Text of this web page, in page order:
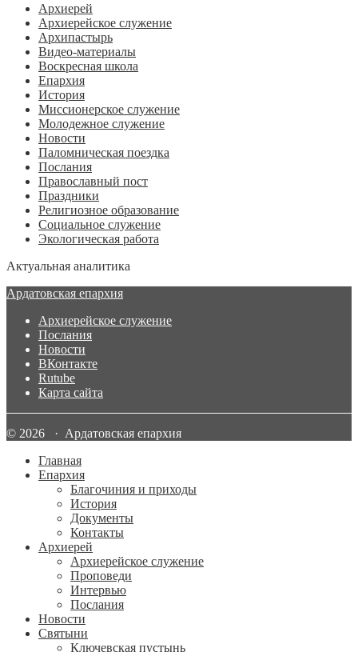
Архиерей
Архиерейское служение
Архипастырь
Видео-материалы
Воскресная школа
Епархия
История
Миссионерское служение
Молодежное служение
Новости
Паломническая поездка
Послания
Православный пост
Праздники
Религиозное образование
Социальное служение
Экологическая работа
Актуальная аналитика
Ардатовская епархия
Архиерейское служение
Послания
Новости
ВКонтакте
Rutube
Карта сайта
© 2026 · Ардатовская епархия
Главная
Епархия
Благочиния и приходы
История
Документы
Контакты
Архиерей
Архиерейское служение
Проповеди
Интервью
Послания
Новости
Святыни
Ключевская пустынь